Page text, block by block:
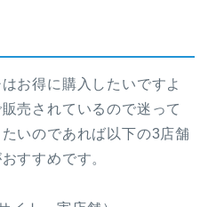
お得に購入したいですよ
売されているので迷って
いのであれば以下の3店舗
すすめです。